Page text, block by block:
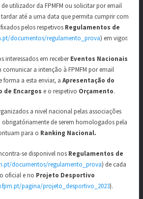
utilizador da FPMFM ou solicitar por email
até a uma data que permita cumprir com
pelos respetivos Regulamentos de
documentos/regulamento_prova) em vigor.
interessados em receberEventos Nacionais
comunicar a intenção à FPMFM por email
forma a esta enviar, a Apresentação do
de Encargos e o respetivo Orçamento.
a nivel nacional pelas associações
de serem homologados pela
para o Ranking Nacional.
se disponivel nos Regulamentos de
documentos/regulamento_prova) de cada
oficial e no Projeto Desportivo
pagina/projeto_desportivo_2023).